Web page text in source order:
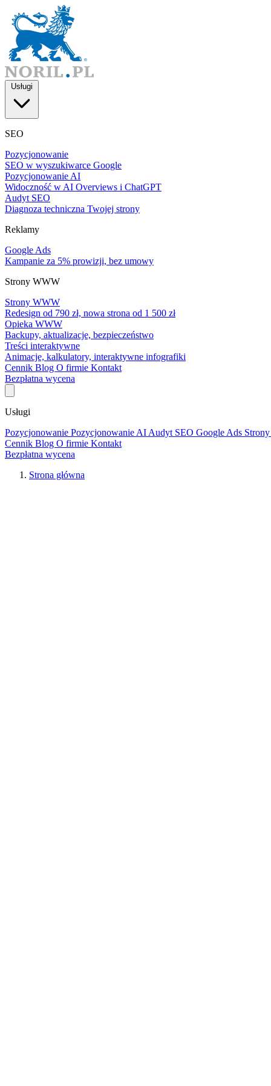
Usługi
SEO
Pozycjonowanie
SEO w wyszukiwarce Google
Pozycjonowanie AI
Widoczność w AI Overviews i ChatGPT
Audyt SEO
Diagnoza techniczna Twojej strony
Reklamy
Google Ads
Kampanie za 5% prowizji, bez umowy
Strony WWW
Strony WWW
Redesign od 790 zł, nowa strona od 1 500 zł
Opieka WWW
Backupy, aktualizacje, bezpieczeństwo
Treści interaktywne
Animacje, kalkulatory, interaktywne infografiki
Cennik Blog O firmie Kontakt
Bezpłatna wycena
Usługi
Pozycjonowanie Pozycjonowanie AI Audyt SEO Google Ads
Cennik Blog O firmie Kontakt
Bezpłatna wycena
Strona główna